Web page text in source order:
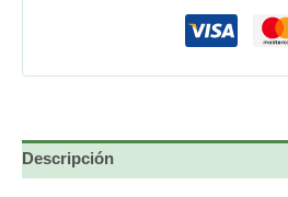
Descripción